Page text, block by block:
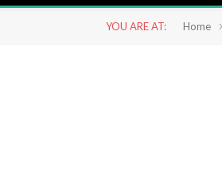
YOU ARE AT: Home